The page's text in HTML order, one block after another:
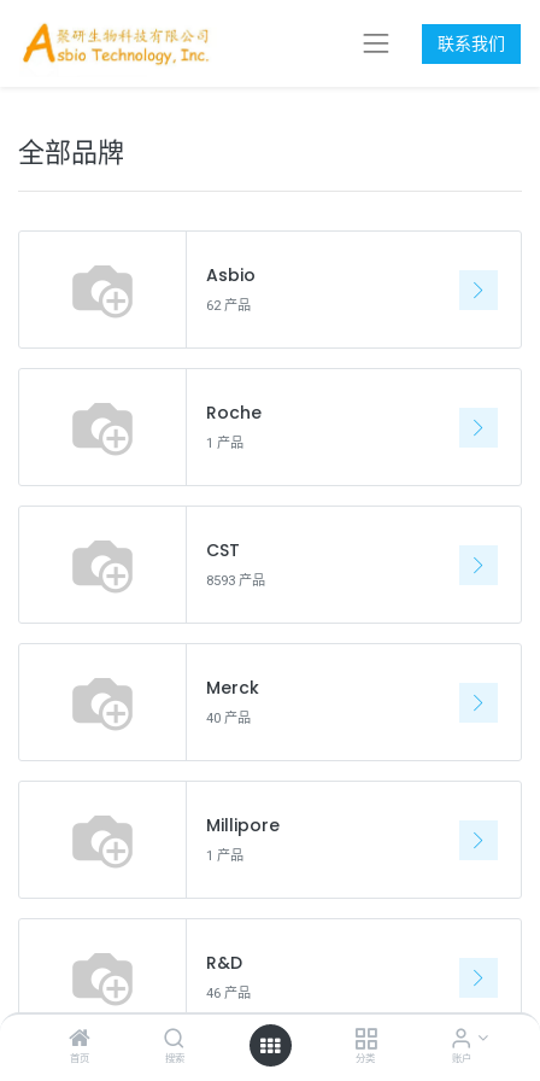
首页 搜索 分类 账户
联系我们
全部品牌
Asbio
62 产品
Roche
1 产品
CST
8593 产品
Merck
40 产品
Millipore
1 产品
R&D
46 产品